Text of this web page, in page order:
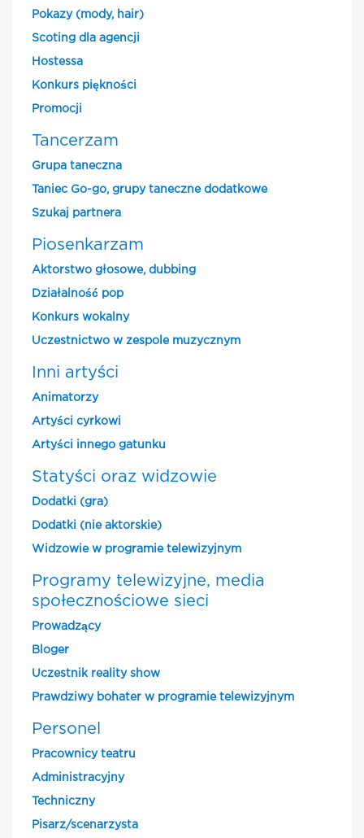
Pokazy (mody, hair)
Scoting dla agencji
Hostessa
Konkurs piękności
Promocji
Tancerzam
Grupa taneczna
Taniec Go-go, grupy taneczne dodatkowe
Szukaj partnera
Piosenkarzam
Aktorstwo głosowe, dubbing
Działalność pop
Konkurs wokalny
Uczestnictwo w zespole muzycznym
Inni artyści
Animatorzy
Artyści cyrkowi
Artyści innego gatunku
Statyści oraz widzowie
Dodatki (gra)
Dodatki (nie aktorskie)
Widzowie w programie telewizyjnym
Programy telewizyjne, media
społecznościowe sieci
Prowadzący
Bloger
Uczestnik reality show
Prawdziwy bohater w programie telewizyjnym
Personel
Pracownicy teatru
Administracyjny
Techniczny
Pisarz/scenarzysta